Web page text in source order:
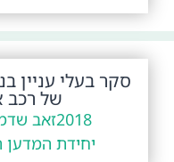
סקר בעלי עניין
של רכב
2018זאב
יחידת